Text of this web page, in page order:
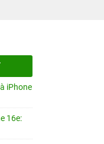
iPhone
16e: